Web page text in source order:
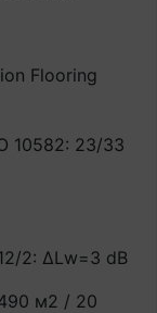
Flooring
10582: 23/33
2: ∆Lw=3 dB
м2 / 20